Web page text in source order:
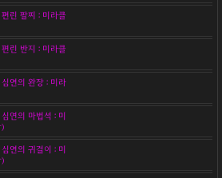
린 팔찌 : 미라클
린 반지 : 미라클
연의 완장 : 미라
연의 마법석 : 미
연의 귀걸이 : 미